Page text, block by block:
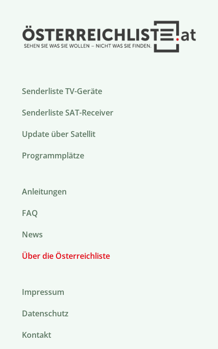
Senderliste TV-Geräte
Senderliste SAT-Receiver
Update über Satellit
Programmplätze
Anleitungen
FAQ
News
Über die Österreichliste
Impressum
Datenschutz
Kontakt